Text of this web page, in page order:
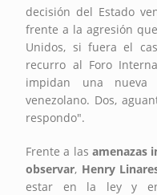
decisión del Estado
frente a la agresión
Unidos, si fuera el
recurro al Foro
impidan una
venezolano. Dos,
respondo".
Frente a las amenazas
observar, Henry
estar en la ley y